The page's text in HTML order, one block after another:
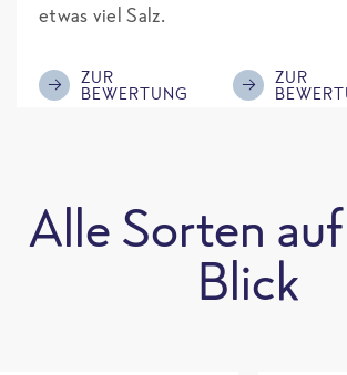
etwas viel Salz.
ZUR
BEWERTUNG
ZUR
Alle Sorten
Blick